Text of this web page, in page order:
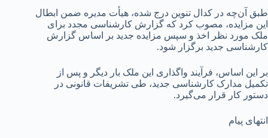
طبق آن‌چه در کدال تنوین درج شده، هیأت مدیره ضمن ابطال
این مزایده، مصوب کرد که گزارش کارشناسی مجدد برای
ملک مورد نظر اخذ و سپس مزایده جدید بر اساس گزارش
کارشناسی جدید برگزار شود.
بر این اساس، فرآیند واگذاری این ملک بار دیگر و پس از
تکمیل مدارک کارشناسی جدید، طی تشریفات قانونی در
دستور کار قرار می‌گیرد.
انتهای پیام